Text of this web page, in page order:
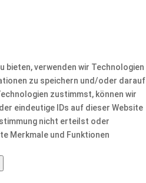
bieten, verwenden wir Technologien
zu speichern und/oder darauf
zustimmst, können wir
eindeutige IDs auf dieser Website
nicht erteilst oder
Merkmale und Funktionen